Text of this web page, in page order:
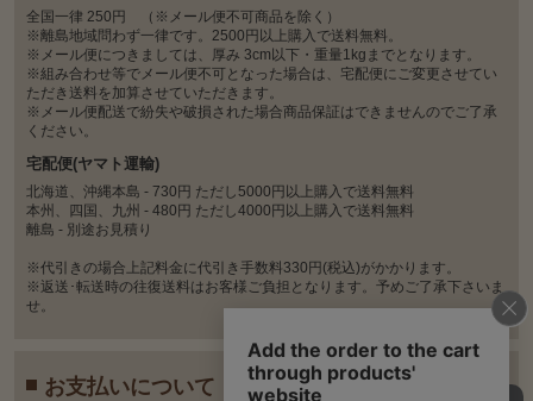
全国一律 250円 （※メール便不可商品を除く）
※離島地域問わず一律です。2500円以上購入で送料無料。
※メール便につきましては、厚み 3cm以下・重量1kgまでとなります。
※組み合わせ等でメール便不可となった場合は、宅配便にご変更させてい
ただき送料を加算させていただきます。
※メール便配送で紛失や破損された場合商品保証はできませんのでご了承
ください。
宅配便(ヤマト運輸)
北海道、沖縄本島 - 730円 ただし5000円以上購入で送料無料
本州、四国、九州 - 480円 ただし4000円以上購入で送料無料
離島 - 別途お見積り
※代引きの場合上記料金に代引き手数料330円(税込)がかかります。
※返送･転送時の往復送料はお客様ご負担となります。予めご了承下さいま
せ。
お支払いについて